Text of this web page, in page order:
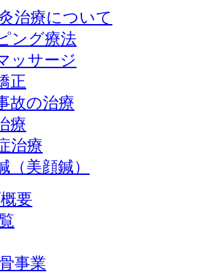
治療について
ング療法
ッサージ
正
故の治療
療
治療
（美顔鍼）
要
事業